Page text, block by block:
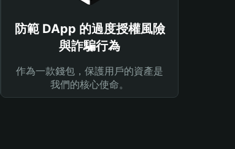
防範 DApp 的過度授權風險
與詐騙行為
作為一款錢包，保護用戶的資產是
我們的核心使命。